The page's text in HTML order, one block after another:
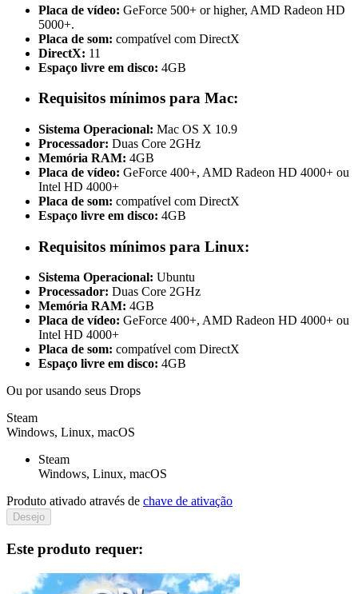
Placa de vídeo: GeForce 500+ or higher, AMD Radeon HD
5000+.
Placa de som: compatível com DirectX
DirectX: 11
Espaço livre em disco: 4GB
Requisitos mínimos para Mac:
Sistema Operacional: Mac OS X 10.9
Processador: Duas Core 2GHz
Memória RAM: 4GB
Placa de vídeo: GeForce 400+, AMD Radeon HD 4000+ ou
Intel HD 4000+
Placa de som: compatível com DirectX
Espaço livre em disco: 4GB
Requisitos mínimos para Linux:
Sistema Operacional: Ubuntu
Processador: Duas Core 2GHz
Memória RAM: 4GB
Placa de vídeo: GeForce 400+, AMD Radeon HD 4000+ ou
Intel HD 4000+
Placa de som: compatível com DirectX
Espaço livre em disco: 4GB
Ou porusando seus Drops
Steam
Windows, Linux, macOS
Steam
Windows, Linux, macOS
Produto ativado através de chave de ativação
Desejo
Este produto requer: